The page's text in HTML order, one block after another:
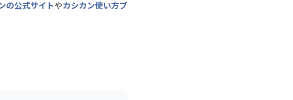
の公式サイトやカシカン使い方ブ